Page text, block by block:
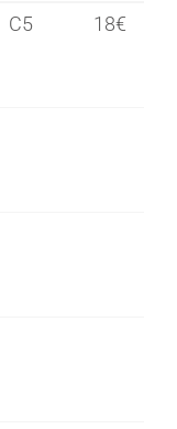
Poti
Hind
C5 18€